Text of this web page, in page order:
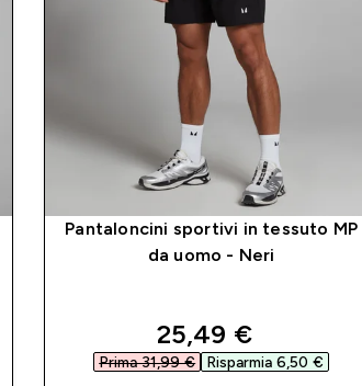
Pantaloncini sportivi in tessuto MP
da uomo - Neri
discounted price
25,49 €‎
Prima 31,99 €‎ Risparmia 6,50 €‎